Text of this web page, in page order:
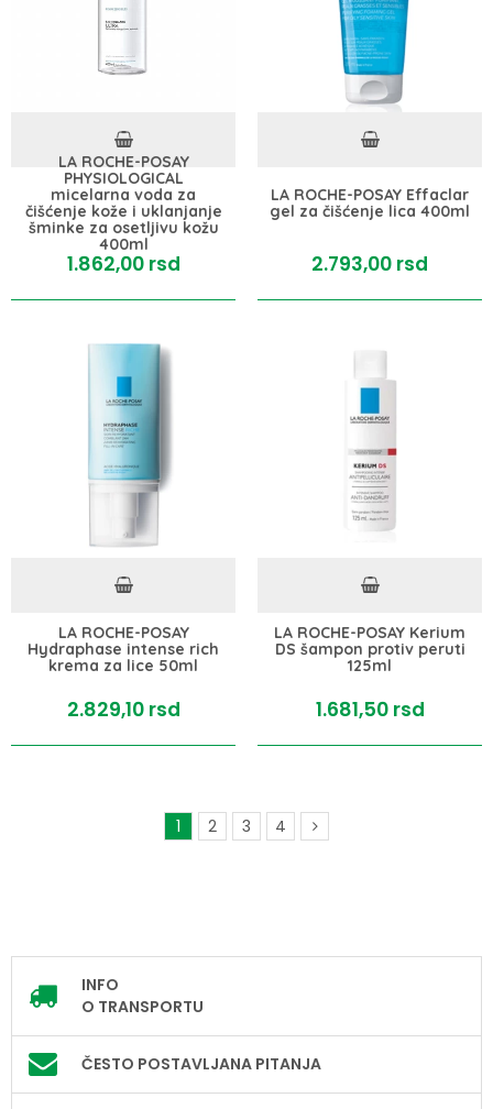
LA ROCHE-POSAY
PHYSIOLOGICAL
micelarna voda za
čišćenje kože i uklanjanje
šminke za osetljivu kožu
400ml
1.862,00 rsd
LA ROCHE-POSAY Effaclar
gel za čišćenje lica 400ml
2.793,00 rsd
LA ROCHE-POSAY
Hydraphase intense rich
krema za lice 50ml
2.829,10 rsd
LA ROCHE-POSAY Kerium
DS šampon protiv peruti
125ml
1.681,50 rsd
1 2 3 4
INFO
O TRANSPORTU
ČESTO POSTAVLJANA PITANJA